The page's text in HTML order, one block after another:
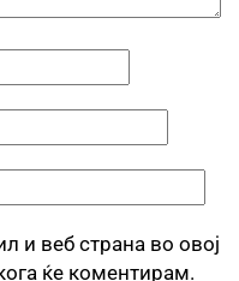
и веб страна во овој
ќе коментирам.